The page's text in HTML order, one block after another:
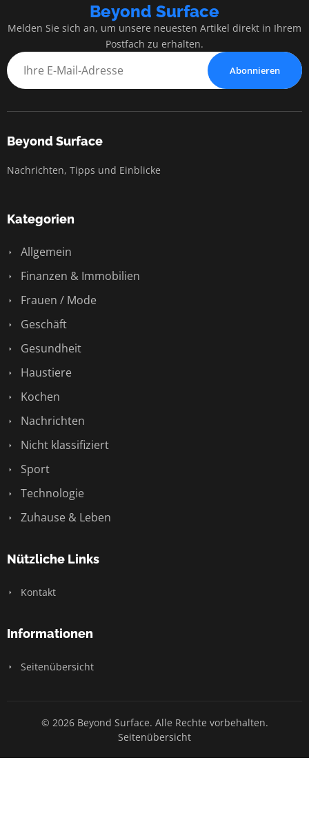
Beyond Surface
Melden Sie sich an, um unsere neuesten Artikel direkt in Ihrem
Postfach zu erhalten.
Abonnieren
Beyond Surface
Nachrichten, Tipps und Einblicke
Kategorien
Allgemein
Finanzen & Immobilien
Frauen / Mode
Geschäft
Gesundheit
Haustiere
Kochen
Nachrichten
Nicht klassifiziert
Sport
Technologie
Zuhause & Leben
Nützliche Links
Kontakt
Informationen
Seitenübersicht
© 2026 Beyond Surface. Alle Rechte vorbehalten.
Seitenübersicht